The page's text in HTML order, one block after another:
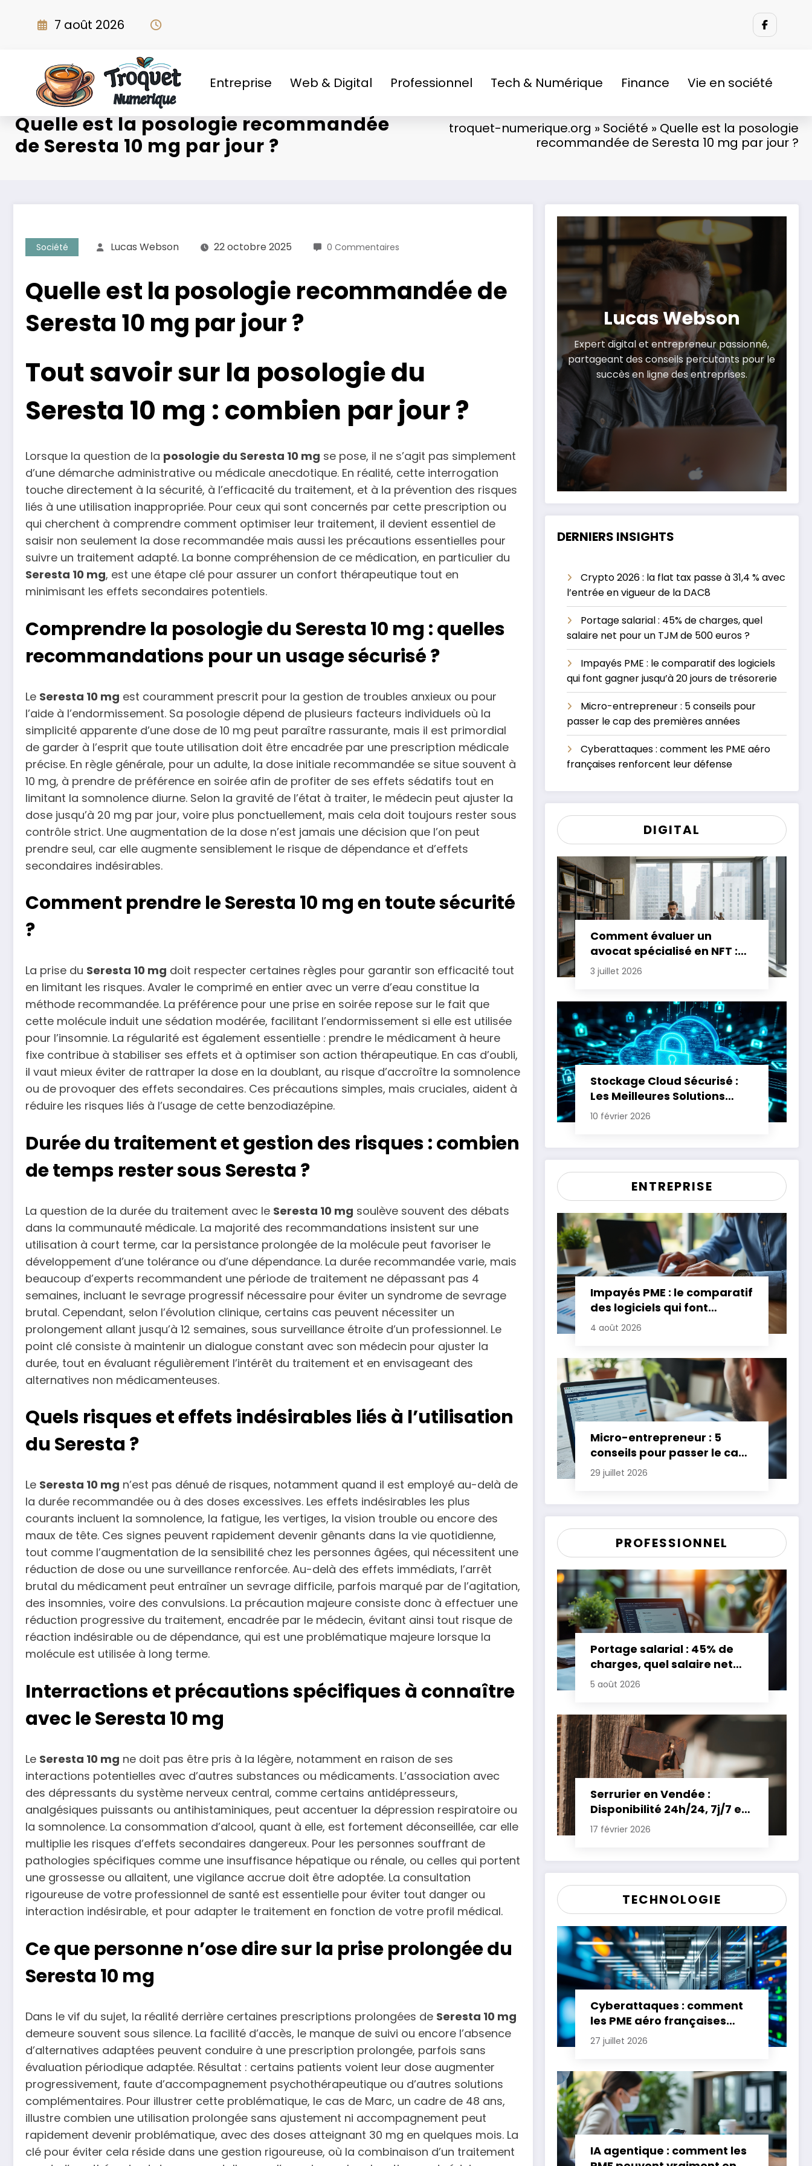
7 août 2026
Entreprise Web & Digital Professionnel Tech & Numérique Finance Vie en société
Quelle est la posologie recommandée
de Seresta 10 mg par jour ?
troquet-numerique.org » Société » Quelle est la posologie
recommandée de Seresta 10 mg par jour ?
Société Lucas Webson 22 octobre 2025 0 Commentaires
Quelle est la posologie recommandée de
Seresta 10 mg par jour ?
Tout savoir sur la posologie du
Seresta 10 mg : combien par jour ?
Lorsque la question de la posologie du Seresta 10 mg se pose, il ne s’agit pas simplement
d’une démarche administrative ou médicale anecdotique. En réalité, cette interrogation
touche directement à la sécurité, à l’efficacité du traitement, et à la prévention des risques
liés à une utilisation inappropriée. Pour ceux qui sont concernés par cette prescription ou
qui cherchent à comprendre comment optimiser leur traitement, il devient essentiel de
saisir non seulement la dose recommandée mais aussi les précautions essentielles pour
suivre un traitement adapté. La bonne compréhension de ce médication, en particulier du
Seresta 10 mg, est une étape clé pour assurer un confort thérapeutique tout en
minimisant les effets secondaires potentiels.
Comprendre la posologie du Seresta 10 mg : quelles
recommandations pour un usage sécurisé ?
Le Seresta 10 mg est couramment prescrit pour la gestion de troubles anxieux ou pour
l’aide à l’endormissement. Sa posologie dépend de plusieurs facteurs individuels où la
simplicité apparente d’une dose de 10 mg peut paraître rassurante, mais il est primordial
de garder à l’esprit que toute utilisation doit être encadrée par une prescription médicale
précise. En règle générale, pour un adulte, la dose initiale recommandée se situe souvent à
10 mg, à prendre de préférence en soirée afin de profiter de ses effets sédatifs tout en
limitant la somnolence diurne. Selon la gravité de l’état à traiter, le médecin peut ajuster la
dose jusqu’à 20 mg par jour, voire plus ponctuellement, mais cela doit toujours rester sous
contrôle strict. Une augmentation de la dose n’est jamais une décision que l’on peut
prendre seul, car elle augmente sensiblement le risque de dépendance et d’effets
secondaires indésirables.
Comment prendre le Seresta 10 mg en toute sécurité
?
La prise du Seresta 10 mg doit respecter certaines règles pour garantir son efficacité tout
en limitant les risques. Avaler le comprimé en entier avec un verre d’eau constitue la
méthode recommandée. La préférence pour une prise en soirée repose sur le fait que
cette molécule induit une sédation modérée, facilitant l’endormissement si elle est utilisée
pour l’insomnie. La régularité est également essentielle : prendre le médicament à heure
fixe contribue à stabiliser ses effets et à optimiser son action thérapeutique. En cas d’oubli,
il vaut mieux éviter de rattraper la dose en la doublant, au risque d’accroître la somnolence
ou de provoquer des effets secondaires. Ces précautions simples, mais cruciales, aident à
réduire les risques liés à l’usage de cette benzodiazépine.
Durée du traitement et gestion des risques : combien
de temps rester sous Seresta ?
La question de la durée du traitement avec le Seresta 10 mg soulève souvent des débats
dans la communauté médicale. La majorité des recommandations insistent sur une
utilisation à court terme, car la persistance prolongée de la molécule peut favoriser le
développement d’une tolérance ou d’une dépendance. La durée recommandée varie, mais
beaucoup d’experts recommandent une période de traitement ne dépassant pas 4
semaines, incluant le sevrage progressif nécessaire pour éviter un syndrome de sevrage
brutal. Cependant, selon l’évolution clinique, certains cas peuvent nécessiter un
prolongement allant jusqu’à 12 semaines, sous surveillance étroite d’un professionnel. Le
point clé consiste à maintenir un dialogue constant avec son médecin pour ajuster la
durée, tout en évaluant régulièrement l’intérêt du traitement et en envisageant des
alternatives non médicamenteuses.
Quels risques et effets indésirables liés à l’utilisation
du Seresta ?
Le Seresta 10 mg n’est pas dénué de risques, notamment quand il est employé au-delà de
la durée recommandée ou à des doses excessives. Les effets indésirables les plus
courants incluent la somnolence, la fatigue, les vertiges, la vision trouble ou encore des
maux de tête. Ces signes peuvent rapidement devenir gênants dans la vie quotidienne,
tout comme l’augmentation de la sensibilité chez les personnes âgées, qui nécessitent une
réduction de dose ou une surveillance renforcée. Au-delà des effets immédiats, l’arrêt
brutal du médicament peut entraîner un sevrage difficile, parfois marqué par de l’agitation,
des insomnies, voire des convulsions. La précaution majeure consiste donc à effectuer une
réduction progressive du traitement, encadrée par le médecin, évitant ainsi tout risque de
réaction indésirable ou de dépendance, qui est une problématique majeure lorsque la
molécule est utilisée à long terme.
Interractions et précautions spécifiques à connaître
avec le Seresta 10 mg
Le Seresta 10 mg ne doit pas être pris à la légère, notamment en raison de ses
interactions potentielles avec d’autres substances ou médicaments. L’association avec
des dépressants du système nerveux central, comme certains antidépresseurs,
analgésiques puissants ou antihistaminiques, peut accentuer la dépression respiratoire ou
la somnolence. La consommation d’alcool, quant à elle, est fortement déconseillée, car elle
multiplie les risques d’effets secondaires dangereux. Pour les personnes souffrant de
pathologies spécifiques comme une insuffisance hépatique ou rénale, ou celles qui portent
une grossesse ou allaitent, une vigilance accrue doit être adoptée. La consultation
rigoureuse de votre professionnel de santé est essentielle pour éviter tout danger ou
interaction indésirable, et pour adapter le traitement en fonction de votre profil médical.
Ce que personne n’ose dire sur la prise prolongée du
Seresta 10 mg
Dans le vif du sujet, la réalité derrière certaines prescriptions prolongées de Seresta 10 mg
demeure souvent sous silence. La facilité d’accès, le manque de suivi ou encore l’absence
d’alternatives adaptées peuvent conduire à une prescription prolongée, parfois sans
évaluation périodique adaptée. Résultat : certains patients voient leur dose augmenter
progressivement, faute d’accompagnement psychothérapeutique ou d’autres solutions
complémentaires. Pour illustrer cette problématique, le cas de Marc, un cadre de 48 ans,
illustre combien une utilisation prolongée sans ajustement ni accompagnement peut
rapidement devenir problématique, avec des doses atteignant 30 mg en quelques mois. La
clé pour éviter cela réside dans une gestion rigoureuse, où la combinaison d’un traitement
Lucas Webson
Expert digital et entrepreneur passionné,
partageant des conseils percutants pour le
succès en ligne des entreprises.
DERNIERS INSIGHTS
Crypto 2026 : la flat tax passe à 31,4 % avec
l’entrée en vigueur de la DAC8
Portage salarial : 45% de charges, quel
salaire net pour un TJM de 500 euros ?
Impayés PME : le comparatif des logiciels
qui font gagner jusqu’à 20 jours de trésorerie
Micro-entrepreneur : 5 conseils pour
passer le cap des premières années
Cyberattaques : comment les PME aéro
françaises renforcent leur défense
DIGITAL
Comment évaluer un
avocat spécialisé en NFT :
critères essentiels
3 juillet 2026
Stockage Cloud Sécurisé :
Les Meilleures Solutions
pour Protéger Vos Données
10 février 2026
ENTREPRISE
Impayés PME : le comparatif
des logiciels qui font
gagner jusqu’à 20 jours de
4 août 2026
Micro-entrepreneur : 5
conseils pour passer le cap
des premières années
29 juillet 2026
PROFESSIONNEL
Portage salarial : 45% de
charges, quel salaire net
pour un TJM de 500 euros ?
5 août 2026
Serrurier en Vendée :
Disponibilité 24h/24, 7j/7 et
Tarifs Clairs pour une
17 février 2026
TECHNOLOGIE
Cyberattaques : comment
les PME aéro françaises
renforcent leur défense
27 juillet 2026
IA agentique : comment les